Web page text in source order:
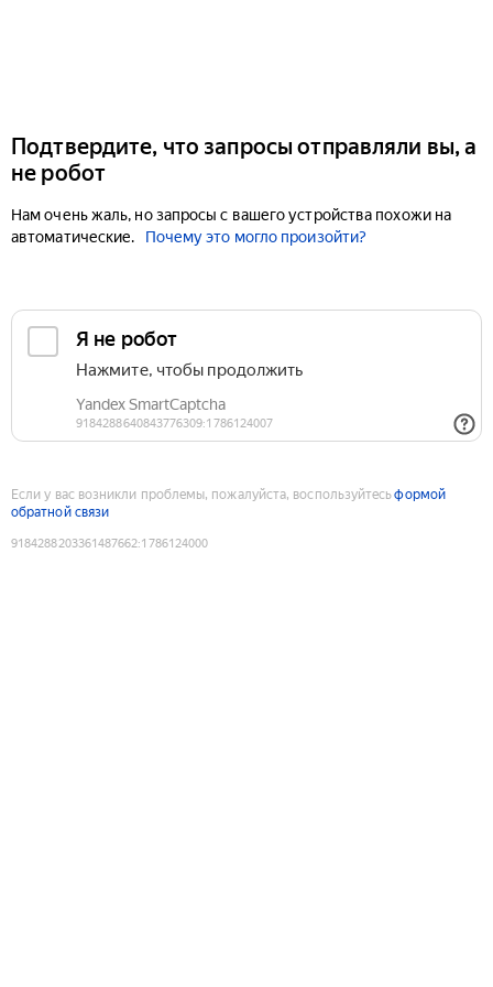
Подтвердите, что запросы отправляли вы, а
не робот
Нам очень жаль, но запросы с вашего устройства похожи на
автоматические.
Почему это могло произойти?
Если у вас возникли проблемы, пожалуйста, воспользуйтесьформой
обратной связи
9184288203361487662:1786124000